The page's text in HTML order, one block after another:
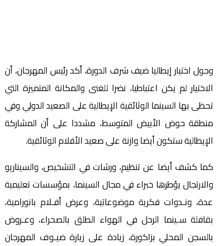
وحول اختيار إيطاليا ضيف شرف الدورة، أكد رئيس المهرجان، أن
الاختيار لم يكن اعتباطيا، نضرا للغنى والمكانة المتميزة التي
تحظى بها السينما الوثائقية الإيطالية على الصعيد الدولي وفي
منطقة حوض الأبيض المتوسط، مشددا على أن المشاركة
الإيطالية ستكون أيضا وازنة على صعيد الأفلام الوثائقية.
كما كشف أيضا عن تنظيم، ورشات في التشخيص، والسيناريو
والارتجال يؤطرها خبراء في مجال السينما، بمؤسسات تعليمية
عدة، ونـدوات فكرية موضوعاتية، وعرض أفـلام بانورامية،
بقافلة سـينما الرحل في الهواء الطلق بالصحراء، وعـروض
بالسجن المحلي بزاكورة، زيادة على زيارة ضيـوف المهرجان